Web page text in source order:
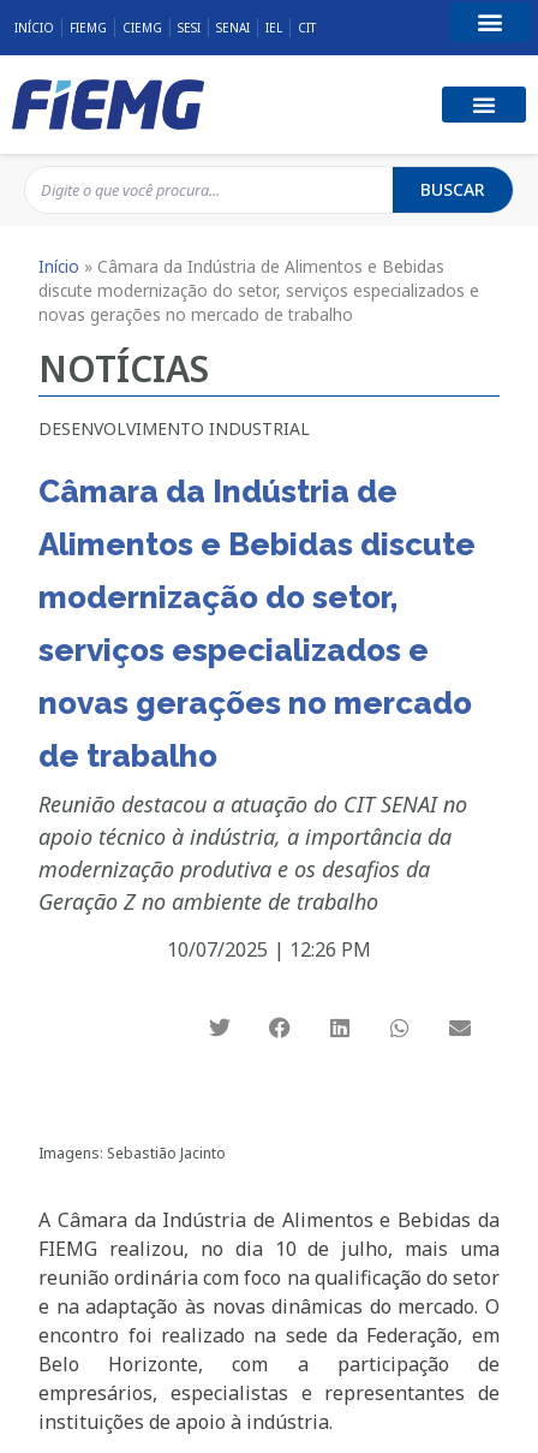
INÍCIO FIEMG CIEMG SESI SENAI IEL CIT
BUSCAR
Início » Câmara da Indústria de Alimentos e Bebidas
discute modernização do setor, serviços especializados e
novas gerações no mercado de trabalho
NOTÍCIAS
DESENVOLVIMENTO INDUSTRIAL
Câmara da Indústria de
Alimentos e Bebidas discute
modernização do setor,
serviços especializados e
novas gerações no mercado
de trabalho
Reunião destacou a atuação do CIT SENAI no
apoio técnico à indústria, a importância da
modernização produtiva e os desafios da
Geração Z no ambiente de trabalho
10/07/2025 | 12:26 PM
Imagens: Sebastião Jacinto
A Câmara da Indústria de Alimentos e Bebidas da
FIEMG realizou, no dia 10 de julho, mais uma
reunião ordinária com foco na qualificação do setor
e na adaptação às novas dinâmicas do mercado. O
encontro foi realizado na sede da Federação, em
Belo Horizonte, com a participação de
empresários, especialistas e representantes de
instituições de apoio à indústria.